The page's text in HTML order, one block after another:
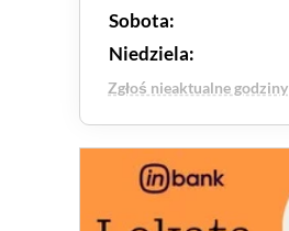
Sobota:
Niedziela:
Zgłoś nieaktualne godziny